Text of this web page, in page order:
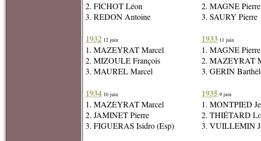
2. FICHOT Léon
3. REDON Antoine
1932 12 juin
1. MAZEYRAT Marcel
2. MIZOULE François
3. MAUREL Marcel
1934 10 juin
1. MAZEYRAT Marcel
2. JAMINET Pierre
3. FIGUERAS Isidro (Esp)
2. MAGNE Pierre
3. SAURY Pierre
1933 11 juin
1. MAGNE Pierre
2. MAZEYRAT
3. GERIN
1935 9 juin
1. MONTPIED
2. THIÉTARD
3. VUILLEMIN